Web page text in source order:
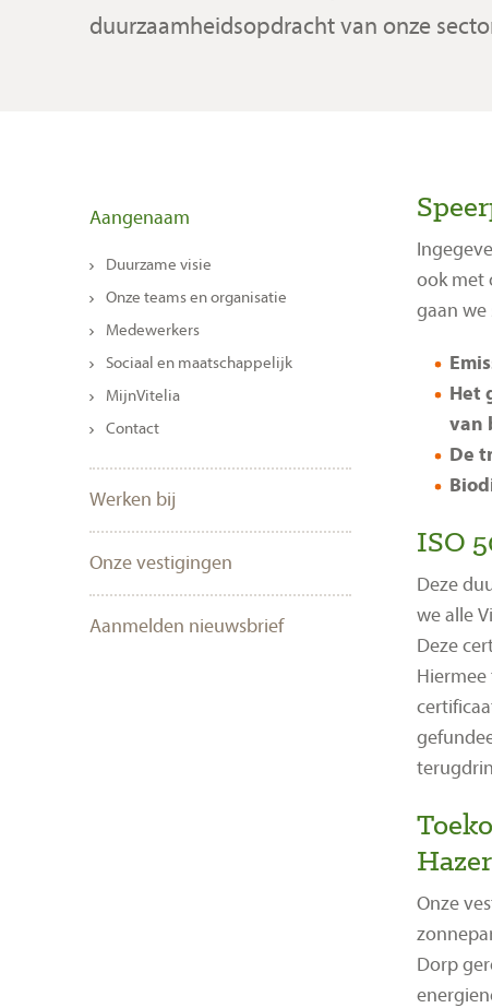
duurzaamheidsopdracht van onze
Aangenaam
Duurzame visie
Onze teams en organisatie
Medewerkers
Sociaal en maatschappelijk
MijnVitelia
Contact
Werken bij
Onze vestigingen
Aanmelden nieuwsbrief
ook met
gaan we
Het
van
De
ISO
Deze
we alle
Deze
Onze
Dorp